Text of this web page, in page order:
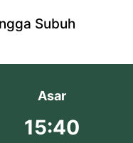
Subuh
Asar
15:40